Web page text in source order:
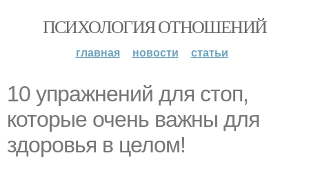
ПСИХОЛОГИЯ ОТНОШЕНИЙ
главная новости статьи
10 упражнений для стоп,
которые очень важны для
здоровья в целом!